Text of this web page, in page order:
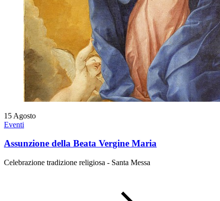
15 Agosto
Eventi
Assunzione della Beata Vergine Maria
Celebrazione tradizione religiosa - Santa Messa